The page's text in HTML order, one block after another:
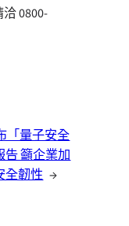
0800-
「量子安全
告 籲企業加
全韌性 →